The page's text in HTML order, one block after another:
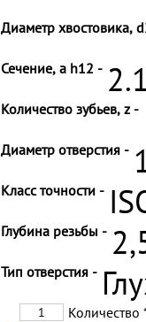
Диаметр хвостовика,
Сечение, a h12 -
Количество зубьев, z -
Диаметр отверстия -
Класс точности -
Глубина резьбы -
Тип отверстия -
Количество